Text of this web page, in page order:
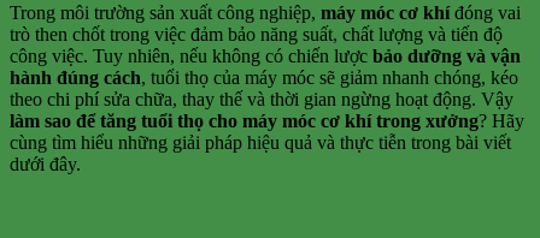
Trong môi trường sản xuất công nghiệp, máy móc cơ khíđóng vai
trò then chốt trong việc đảm bảo năng suất, chất lượng và tiến độ
công việc. Tuy nhiên, nếu không có chiến lược bảo dưỡng và vận
hành đúng cách, tuổi thọ của máy móc sẽ giảm nhanh chóng, kéo
theo chi phí sửa chữa, thay thế và thời gian ngừng hoạt động. Vậy
làm sao để tăng tuổi thọ cho máy móc cơ khí trong xưởng? Hãy
cùng tìm hiểu những giải pháp hiệu quả và thực tiễn trong bài viết
dưới đây.